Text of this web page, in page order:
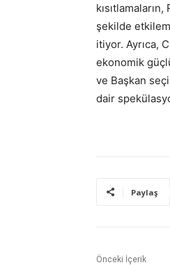
şekilde
itiyor. Ayrıca,
ekonomik
ve Başkan
dair
Paylaş
Önceki İçerik